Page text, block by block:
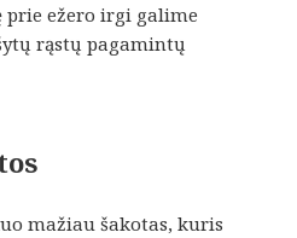
prie ežero irgi galime
rąstų pagamintų
mažiau šakotas, kuris